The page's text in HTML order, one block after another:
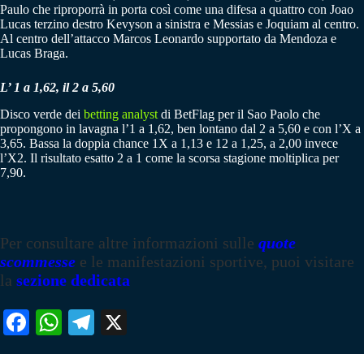
Paulo che riproporrà in porta così come una difesa a quattro con Joao
Lucas terzino destro Kevyson a sinistra e Messias e Joquiam al centro.
Al centro dell’attacco Marcos Leonardo supportato da Mendoza e
Lucas Braga.
L’ 1 a 1,62, il 2 a 5,60
Disco verde dei betting analyst di BetFlag per il Sao Paolo che
propongono in lavagna l’1 a 1,62, ben lontano dal 2 a 5,60 e con l’X a
3,65. Bassa la doppia chance 1X a 1,13 e 12 a 1,25, a 2,00 invece
l’X2. Il risultato esatto 2 a 1 come la scorsa stagione moltiplica per
7,90.
Per consultare altre informazioni sulle quote
scommesse e le manifestazioni sportive, puoi visitare
la sezione dedicata
Fa W
Te